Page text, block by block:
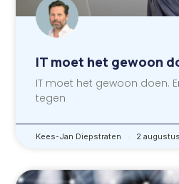
IT moet het gewoon
IT moet het gewoon doen.
tegen
Kees-Jan Diepstraten 2